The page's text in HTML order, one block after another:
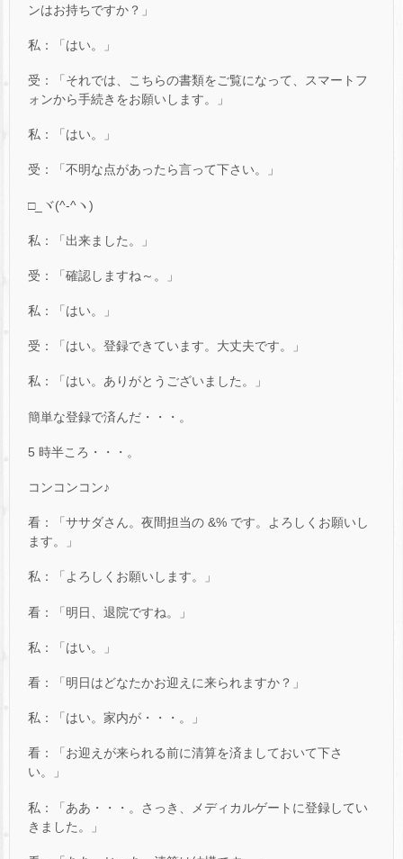
ンはお持ちですか？」
私：「はい。」
受：「それでは、こちらの書類をご覧になって、スマートフ
ォンから手続きをお願いします。」
私：「はい。」
受：「不明な点があったら言って下さい。」
□_ヾ(^-^ヽ)
私：「出来ました。」
受：「確認しますね～。」
私：「はい。」
受：「はい。登録できています。大丈夫です。」
私：「はい。ありがとうございました。」
簡単な登録で済んだ・・・。
5 時半ころ・・・。
コンコンコン♪
看：「ササダさん。夜間担当の &% です。よろしくお願いし
ます。」
私：「よろしくお願いします。」
看：「明日、退院ですね。」
私：「はい。」
看：「明日はどなたかお迎えに来られますか？」
私：「はい。家内が・・・。」
看：「お迎えが来られる前に清算を済ましておいて下さ
い。」
私：「ああ・・・。さっき、メディカルゲートに登録してい
きました。」